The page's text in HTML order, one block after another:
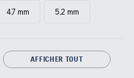
4,7 mm 5,2 mm
AFFICHER TOUT